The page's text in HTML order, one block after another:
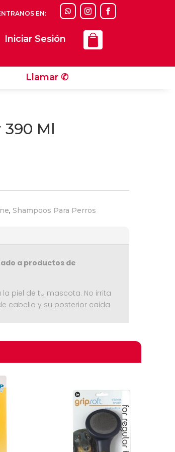
EN:
Iniciar Sesión
Llamar ✆
Ml
, Shampoos Para Perros
a productos de
piel de tu mascota. No irrita
cabello y su posterior caida